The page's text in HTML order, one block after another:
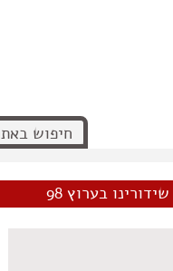
שידורינו בערוץ 98